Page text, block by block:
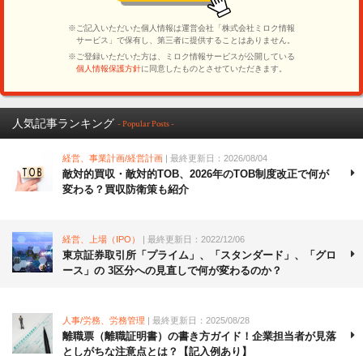
人気記事ランキング - Popular Posts -
経営、事業計画/経営計画 | 最終更新日：2026/08/04
敵対的買収・敵対的TOB、2026年のTOB制度改正で何が
変わる？買収防衛策も紹介
経営、上場（IPO） | 最終更新日：2022/12/06
東京証券取引所「プライム」、「スタンダード」、「グロ
ース」の 3区分への見直しで何が変わるのか？
人事/労務、労務管理 | 最終更新日：2025/08/28
離職票（離職証明書）の書き方ガイド！企業担当者が見落
としがちな注意点とは？【記入例あり】